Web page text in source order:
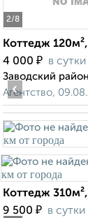
2/8
Коттедж
4 000 ₽ в сутки
Заводский
Агентство,
‹
Коттедж
9 500 ₽ в сутки